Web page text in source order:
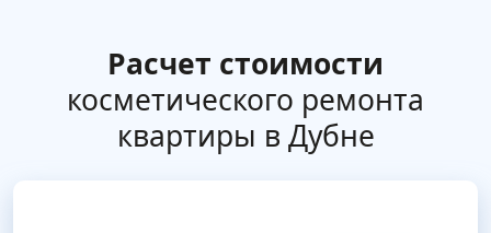
Расчет стоимости
косметического ремонта
квартиры в Дубне